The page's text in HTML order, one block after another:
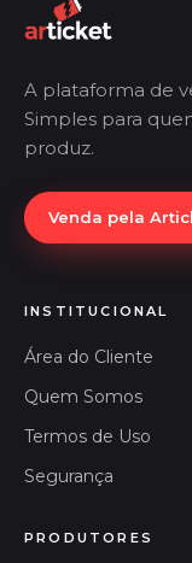
A plataforma de
Simples para
produz.
Venda pela
INSTITUCIONAL
Área do Cliente
Quem Somos
Termos de Uso
Segurança
PRODUTORES